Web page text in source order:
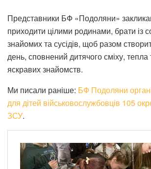
Представники БФ «Подоляни»
приходити цілими родинами, брати із
знайомих та сусідів, щоб разом
день, сповнений дитячого сміху, тепла
яскравих знайомств.
Ми писали раніше: БФ Подоляни
для дітей військовослужбовців 105
ЗСУ.